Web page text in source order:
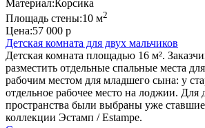
Материал:Корсика
Площадь стены:10 м2
Цена:57 000 р
Детская комната для двух мальчиков
Детская комната площадью 16 м².
разместить отдельные спальные места
рабочим местом для младшего сына: у
отдельное рабочее место на лоджии. Для
пространства были выбраны уже
коллекции Эстамп / Estampe.